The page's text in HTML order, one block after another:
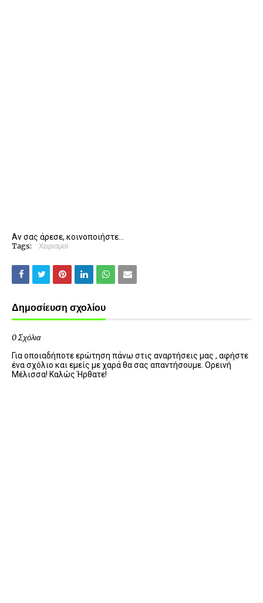
Αν σας άρεσε, κοινοποιήστε...
Tags: Χειρισμοί
Δημοσίευση σχολίου
0 Σχόλια
Για οποιαδήποτε ερώτηση πάνω στις αναρτήσεις μας , αφήστε
ένα σχόλιο και εμείς με χαρά θα σας απαντήσουμε. Ορεινή
Μέλισσα! Καλώς Ήρθατε!